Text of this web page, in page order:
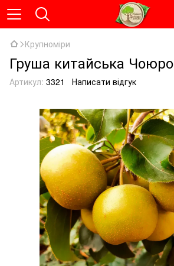
Крупноміри
Груша китайська Чоюро
Артикул: 3321 Написати відгук